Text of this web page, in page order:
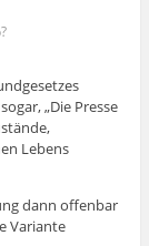
„Die Presse
Lebens
dann offenbar
Variante